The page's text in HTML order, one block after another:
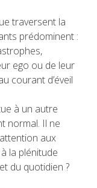
traversent la
prédominent :
ego ou de leur
courant d’éveil
à un autre
normal. Il ne
aux
la plénitude
du quotidien ?